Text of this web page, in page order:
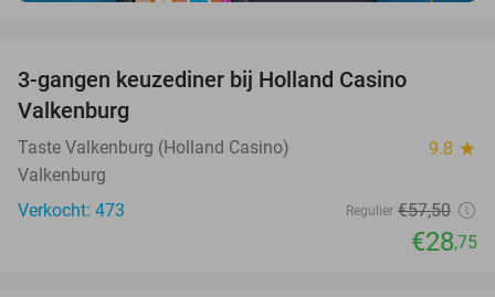
3-gangen keuzediner bij Holland Casino
Valkenburg
Taste Valkenburg (Holland Casino) 9.8 star
Valkenburg
Verkocht: 473
Regulier €57,50
€28,75